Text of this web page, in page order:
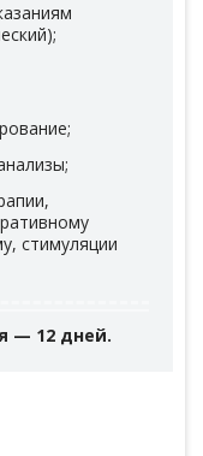
стимуляции
— 12 дней.